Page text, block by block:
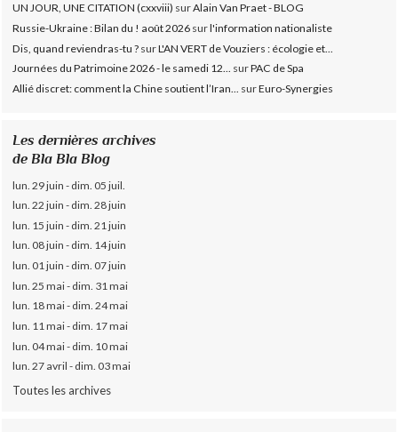
UN JOUR, UNE CITATION (cxxviii) surAlain Van Praet - BLOG
Russie-Ukraine : Bilan du ! août 2026 surl'information nationaliste
Dis, quand reviendras-tu ? surL'AN VERT de Vouziers : écologie et...
Journées du Patrimoine 2026 - le samedi 12... surPAC de Spa
Allié discret: comment la Chine soutient l’Iran...
surEuro-Synergies
Les dernières archives
de Bla Bla Blog
lun. 29 juin - dim. 05 juil.
lun. 22 juin - dim. 28 juin
lun. 15 juin - dim. 21 juin
lun. 08 juin - dim. 14 juin
lun. 01 juin - dim. 07 juin
lun. 25 mai - dim. 31 mai
lun. 18 mai - dim. 24 mai
lun. 11 mai - dim. 17 mai
lun. 04 mai - dim. 10 mai
lun. 27 avril - dim. 03 mai
Toutes les archives